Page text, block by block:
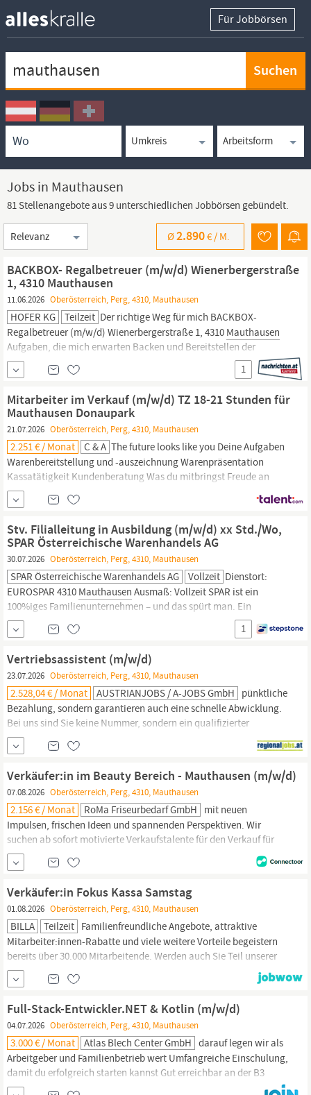
Für Jobbörsen
Ortssuche
Umkreissuche
Arbeitsform
Jobs in Mauthausen
81 Stellenangebote aus 9 unterschiedlichen Jobbörsen gebündelt.
Sortierung
Ø2.890€ / M.
BACKBOX- Regalbetreuer (m/w/d) Wienerbergerstraße
1, 4310 Mauthausen
11.06.2026 Oberösterreich, Perg, 4310, Mauthausen
HOFER KG Teilzeit Der richtige Weg für mich BACKBOX-
Regalbetreuer (m/w/d) Wienerbergerstraße 1, 4310 Mauthausen
Aufgaben, die mich erwarten Backen und Bereitstellen der
Backware Organisieren und Bewirtschaften der Regale
Präsentieren von Obst und Gemüse sowie Durchführen von
Qualitätskontrollen Beantworten von Kund:innenanfragen
Reinigen der Filiale Betreuen der
1
Mitarbeiter im Verkauf (m/w/d) TZ 18-21 Stunden für
Mauthausen Donaupark
21.07.2026 Oberösterreich, Perg, 4310, Mauthausen
2.251 € / Monat C & A The future looks like you Deine Aufgaben
Warenbereitstellung und -auszeichnung Warenpräsentation
Kassatätigkeit Kundenberatung Was du mitbringst Freude an
eigenständiger Arbeit Teamfähigkeit Hohe Leistungsbereitschaft
Zeitliche Flexibilität Offene und kommunikative Persönlichkeit
Was wir bieten Bonus Personalrabatt Geschäftskleidung
Essensgutschein On-the-job-training...
Stv. Filialleitung in Ausbildung (m/w/d) xx Std./Wo,
SPAR Österreichische Warenhandels AG
30.07.2026 Oberösterreich, Perg, 4310, Mauthausen
SPAR Österreichische Warenhandels AG Vollzeit Dienstort:
EUROSPAR 4310 Mauthausen Ausmaß: Vollzeit SPAR ist ein
100%iges Familienunternehmen – und das spürt man. Ein
menschlicher Umgang und ein tolles Team treffen auf viele
handfeste Vorteile wie faire Bezahlung, flexible Arbeitszeiten und
vor allem mehr Möglichkeiten mit Sicherheit. Schritt für Schritt in
die Führungsrolle: Diese Position wird im...
1
Vertriebsassistent (m/w/d)
23.07.2026 Oberösterreich, Perg, 4310, Mauthausen
2.528,04 € / Monat AUSTRIANJOBS / A-JOBS GmbH pünktliche
Bezahlung, sondern garantieren auch eine schnelle Abwicklung.
Bei uns sind Sie keine Nummer, sondern ein qualifizierter
Mitarbeiter und somit fester Bestandteil unseres Teams. ; Seit
wann gibt es die AUSTRIANJOBS / A-Jobs GmbH? AUSTRIANJOBS
wurde im Jahr 2011 von Thomas Maurer gegründet. Mittlerweile
umfasst die Gesellschaft neben der Zentrale inMauthausen,
Verkäufer:in im Beauty Bereich - Mauthausen (m/w/d)
07.08.2026 Oberösterreich, Perg, 4310, Mauthausen
2.156 € / Monat RoMa Friseurbedarf GmbH mit neuen
Impulsen, frischen Ideen und spannenden Perspektiven. Wir
suchen ab sofort motivierte Verkaufstalente für den Verkauf für
4310,
Mauthausen,
Voll,- oder Teilzeit (20-38,5 Std./Woche). Das
Bruttogehalt für diese Stelle beträgt € 2.156, - (auf Vollzeitbasis).
bzw.
Verkäufer:in Fokus Kassa Samstag
01.08.2026 Oberösterreich, Perg, 4310, Mauthausen
BILLA Teilzeit Familienfreundliche Angebote, attraktive
Mitarbeiter:innen-Rabatte und viele weitere Vorteile begeistern
bereits über 30.000 Mitarbeitende. Werden auch Sie Teil unserer
Erfolgsgeschichte! Dein Tätigkeitsbereich Verkauf – Kassa Das
erwartet dich Standort: 4310
Full-Stack-Entwickler.NET & Kotlin (m/w/d)
04.07.2026 Oberösterreich, Perg, 4310, Mauthausen
3.000 € / Monat Atlas Blech Center GmbH darauf legen wir als
Arbeitgeber und Familienbetrieb wert Umfangreiche Einschulung,
damit du erfolgreich starten kannst Gut erreichbar an der B3
zwischen Linz und Perg (Nähe Donaubrücke